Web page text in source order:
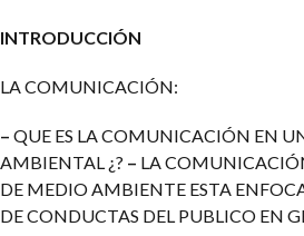
INTRODUCCIÓN
LA COMUNICACIÓN:
– QUE ES LA COMUNICACIÓN EN
AMBIENTAL ¿? – LA
DE MEDIO AMBIENTE ESTA
DE CONDUCTAS DEL PUBLICO EN